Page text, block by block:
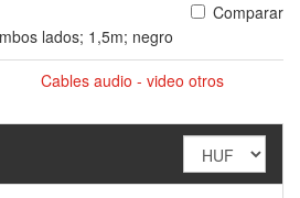
Comparar
lados; 1,5m; negro
Cables audio - video otros